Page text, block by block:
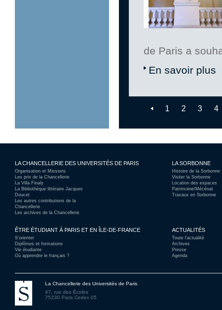
de Paris a
En savoir plus
1 2 3 4
LA CHANCELLERIE DES UNIVERSITÉS DE PARIS
Organisation et Missions
Les prix de la Chancellerie
La Villa Finaly
La Bibliothèque littéraire Jacques
Doucet
Les autres contributions de la
Chancellerie
Les archives de la Chancellerie
LA SORBONNE
Histoire de la Sorbonne
Visiter la Sorbonne
Location des espaces
Patrimoine/Mécénat
Travaux en Sorbonne
ÊTRE ÉTUDIANT À PARIS ET EN ÎLE-DE-FRANCE
S’orienter
Diplômes et formations
Vie étudiante
Où apprendre le français ?
ACTUALITÉS
Toute l’actualité
Archives
Presse
Agenda
La Chancellerie des Universités de Paris
47, rue des Écoles
75230 Paris Cedex 05